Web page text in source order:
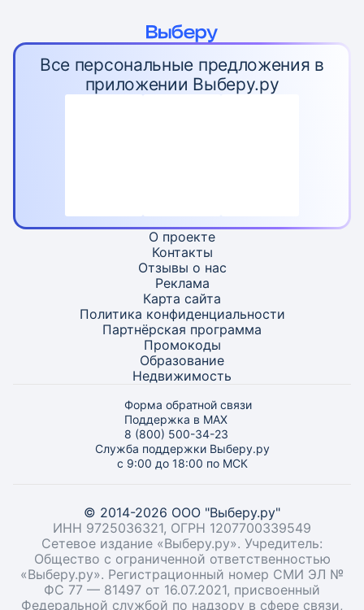
Все персональные предложения в
приложении Выберу.ру
О проекте
Контакты
Отзывы о нас
Реклама
Карта сайта
Политика конфиденциальности
Партнёрская программа
Промокоды
Образование
Недвижимость
Форма обратной связи
Поддержка в MAX
8 (800) 500-34-23
Служба поддержки Выберу.ру
с 9:00 до 18:00 по МСК
© 2014-2026 ООО "Выберу.ру"
ИНН 9725036321, ОГРН 1207700339549
Сетевое издание «Выберу.ру». Учредитель:
Общество с ограниченной ответственностью
«Выберу.ру». Регистрационный номер СМИ ЭЛ №
ФС 77 — 81497 от 16.07.2021, присвоенный
Федеральной службой по надзору в сфере связи,